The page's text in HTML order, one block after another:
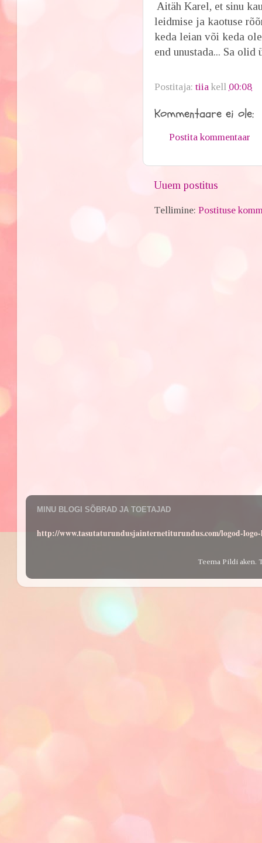
Aitäh Karel, et sinu
leidmise ja kaotuse
keda leian või keda
end unustada... Sa olid
Postitaja:tiia kell 00:08
Kommentaare ei ole:
Postita kommentaar
Uuem postitus
Tellimine:Postituse
MINU BLOGI SÕBRAD JA TOETAJAD
http://www.tasutaturundusjainternetiturundus.com/logod-
Teema Pildi aken.